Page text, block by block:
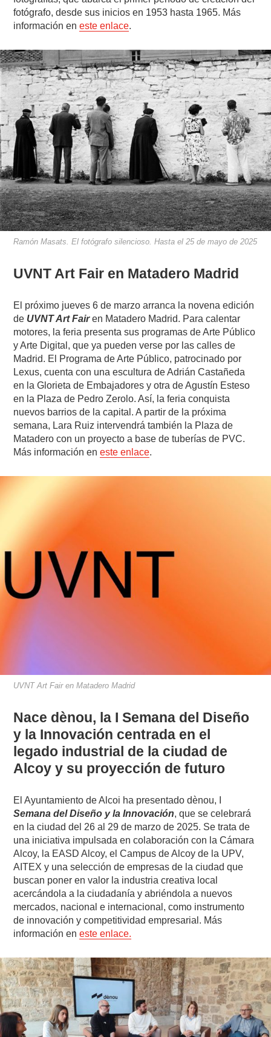
fotógrafo, desde sus inicios en 1953 hasta 1965. Más
información eneste enlace.
Ramón Masats. El fotógrafo silencioso. Hasta el 25 de mayo de 2025
UVNT Art Fair en Matadero Madrid
El próximo jueves 6 de marzo arranca la novena edición
de UVNT Art Fairen Matadero Madrid. Para calentar
motores, la feria presenta sus programas de Arte Público
y Arte Digital, que ya pueden verse por las calles de
Madrid. El Programa de Arte Público, patrocinado por
Lexus, cuenta con una escultura de Adrián Castañeda
en la Glorieta de Embajadores y otra de Agustín Esteso
en la Plaza de Pedro Zerolo. Así, la feria conquista
nuevos barrios de la capital. A partir de la próxima
semana, Lara Ruiz intervendrá también la Plaza de
Matadero con un proyecto a base de tuberías de PVC.
Más información eneste enlace.
UVNT Art Fair en Matadero Madrid
Nace dènou, la I Semana del Diseño
y la Innovación centrada en el
legado industrial de la ciudad de
Alcoy y su proyección de futuro
El Ayuntamiento de Alcoi ha presentado dènou, I
Semana del Diseño y la Innovación, que se celebrará
en la ciudad del 26 al 29 de marzo de 2025. Se trata de
una iniciativa impulsada en colaboración con la Cámara
Alcoy, la EASD Alcoy, el Campus de Alcoy de la UPV,
AITEX y una selección de empresas de la ciudad que
buscan poner en valor la industria creativa local
acercándola a la ciudadanía y abriéndola a nuevos
mercados, nacional e internacional, como instrumento
de innovación y competitividad empresarial. Más
información eneste enlace.